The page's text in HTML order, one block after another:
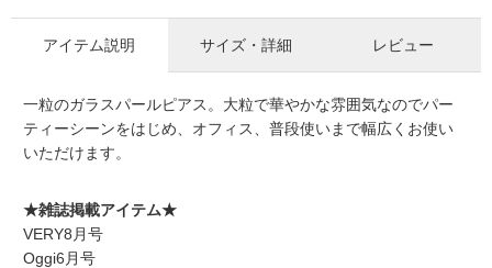
アイテム説明
一粒のガラスパールピアス。大粒で華やかな雰囲気なのでパー
ティーシーンをはじめ、オフィス、普段使いまで幅広くお使い
いただけます。
★雑誌掲載アイテム★
VERY8月号
Oggi6月号
サイズ・詳細 レビュー